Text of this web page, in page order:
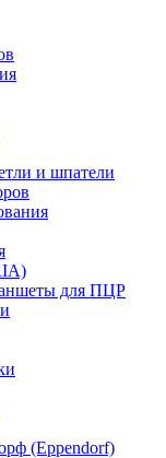
и шпатели
для ПЦР
(Eppendorf)